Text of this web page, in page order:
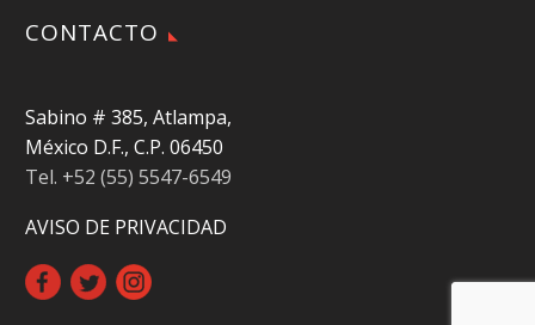
CONTACTO
Sabino # 385, Atlampa,
México D.F., C.P. 06450
Tel. +52 (55) 5547-6549
AVISO DE PRIVACIDAD